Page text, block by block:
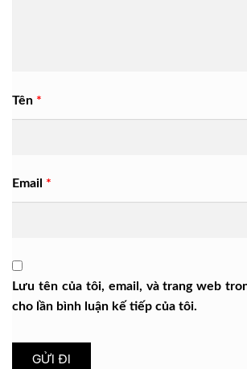
Tên *
Email *
Lưu tên của tôi, email, và trang web
cho lần bình luận kế tiếp của tôi.